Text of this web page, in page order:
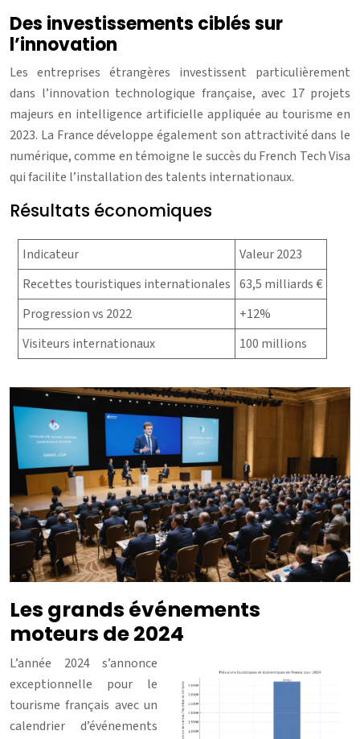
Des investissements ciblés sur
l’innovation
Les entreprises étrangères investissent particulièrement
dans l’innovation technologique française, avec 17 projets
majeurs en intelligence artificielle appliquée au tourisme en
2023. La France développe également son attractivité dans le
numérique, comme en témoigne le succès du French Tech Visa
qui facilite l’installation des talents internationaux.
Résultats économiques
Indicateur
Valeur 2023
Recettes touristiques internationales 63,5 milliards €
Progression vs 2022
+12%
Visiteurs internationaux
100 millions
Les grands événements
moteurs de 2024
L’année 2024 s’annonce
exceptionnelle pour le
tourisme français avec un
calendrier d’événements